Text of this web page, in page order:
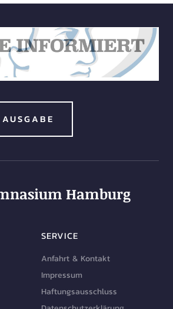
Hamburg
SERVICE
Anfahrt & Kontakt
Impressum
Haftungsausschluss